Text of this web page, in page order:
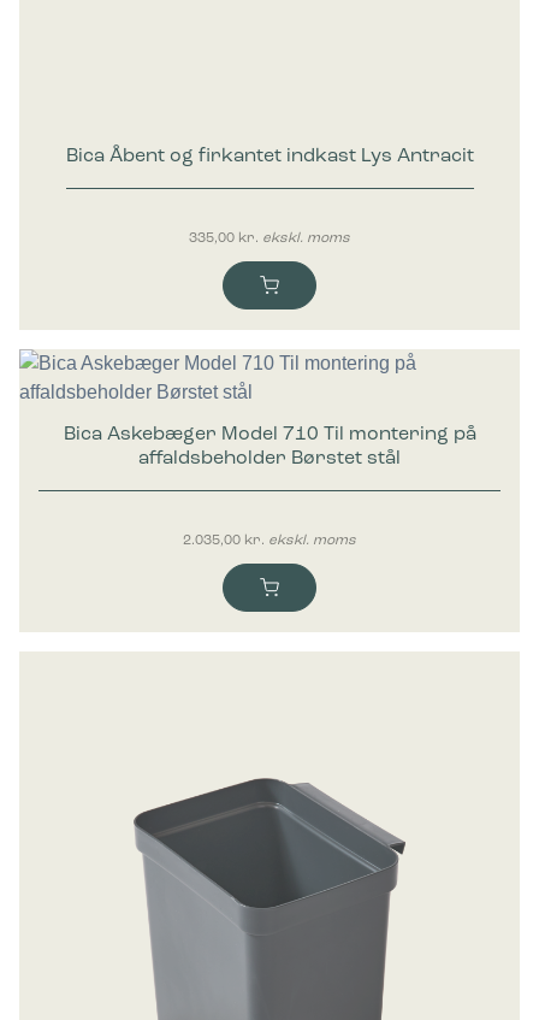
Bica Åbent og firkantet indkast Lys Antracit
335,00 kr. ekskl. moms
Bica Askebæger Model 710 Til montering på
affaldsbeholder Børstet stål
2.035,00 kr. ekskl. moms